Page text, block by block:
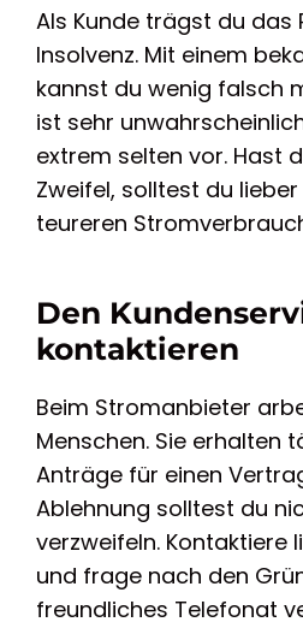
Als Kunde trägst du das
Insolvenz. Mit einem
kannst du wenig falsch
ist sehr
extrem selten vor. Hast
Zweifel, solltest du
teureren
Den
kontaktieren
Beim Stromanbieter
Menschen. Sie erhalten
Anträge für einen
Ablehnung solltest du
verzweifeln. Kontaktiere
und frage nach den
freundliches Telefonat